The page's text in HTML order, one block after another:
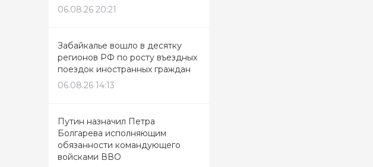
06.08.26 20:21
Забайкалье вошло в десятку
регионов РФ по росту въездных
поездок иностранных граждан
06.08.26 14:13
Путин назначил Петра
Болгарева исполняющим
обязанности командующего
войсками ВВО